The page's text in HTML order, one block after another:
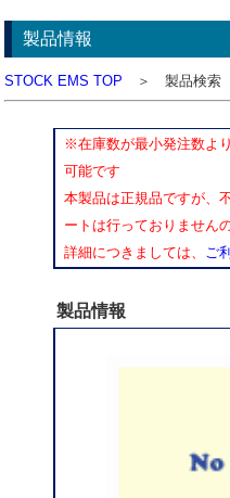
製品情報
STOCK EMS TOP ＞ 製品検索
※在庫数が最小発注数よ
可能です
本製品は正規品ですが、
ートは行っておりません
詳細につきましては、
ご
製品情報